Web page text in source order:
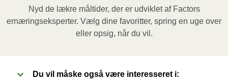
Ovn (170˚C): Forvarm ovnen. Fjern papomslaget og
prik et par huller i folien. Sæt beholderen i en
fjerner folien. Vær forsigtig med den varme damp når
Nyd de lækre måltider, der er udviklet af Factors
ernæringseksperter. Vælg dine favoritter, spring en uge over
eller opsig, når du vil.
Du vil måske også være interesseret i: